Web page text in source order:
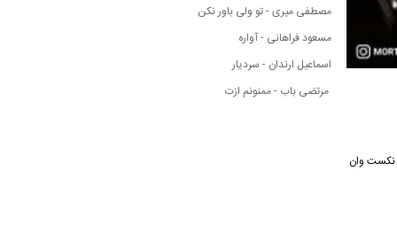
نکست وان
مصطفی میری - تو ولی باور نکن
مسعود فراهانی - آواره
اسماعیل ارندان - سردیار
مرتضی باب - ممنونم ازت